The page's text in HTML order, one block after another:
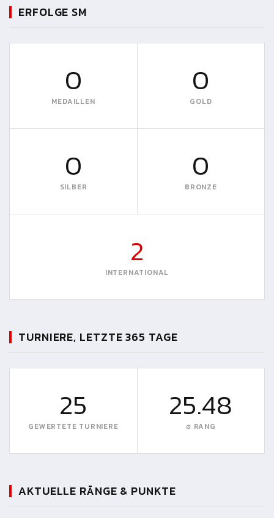
ERFOLGE SM
0
MEDAILLEN
0
GOLD
0
SILBER
0
BRONZE
2
INTERNATIONAL
TURNIERE, LETZTE 365 TAGE
25
GEWERTETE TURNIERE
25.48
∅ RANG
AKTUELLE RÄNGE & PUNKTE